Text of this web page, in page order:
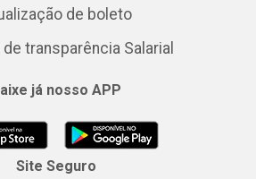
de boleto
de transparência Salarial
já nosso APP
Site Seguro